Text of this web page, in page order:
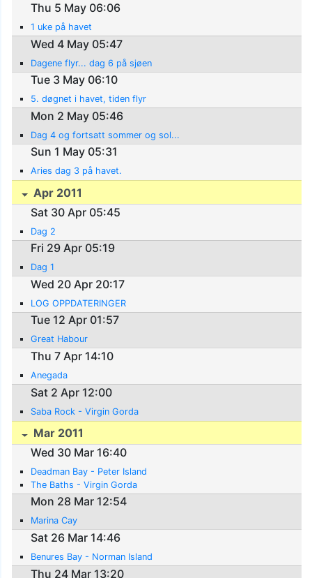
Thu 5 May 06:06
1 uke på havet
Wed 4 May 05:47
Dagene flyr... dag 6 på sjøen
Tue 3 May 06:10
5. døgnet i havet, tiden flyr
Mon 2 May 05:46
Dag 4 og fortsatt sommer og sol...
Sun 1 May 05:31
Aries dag 3 på havet.
Apr 2011
Sat 30 Apr 05:45
Dag 2
Fri 29 Apr 05:19
Dag 1
Wed 20 Apr 20:17
LOG OPPDATERINGER
Tue 12 Apr 01:57
Great Habour
Thu 7 Apr 14:10
Anegada
Sat 2 Apr 12:00
Saba Rock - Virgin Gorda
Mar 2011
Wed 30 Mar 16:40
Deadman Bay - Peter Island
The Baths - Virgin Gorda
Mon 28 Mar 12:54
Marina Cay
Sat 26 Mar 14:46
Benures Bay - Norman Island
Thu 24 Mar 13:20